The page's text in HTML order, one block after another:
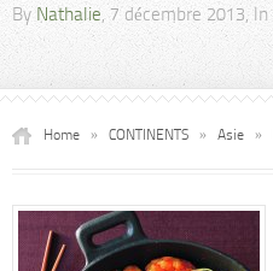
By Nathalie, 7 décembre 2013, In
Home » CONTINENTS » Asie »